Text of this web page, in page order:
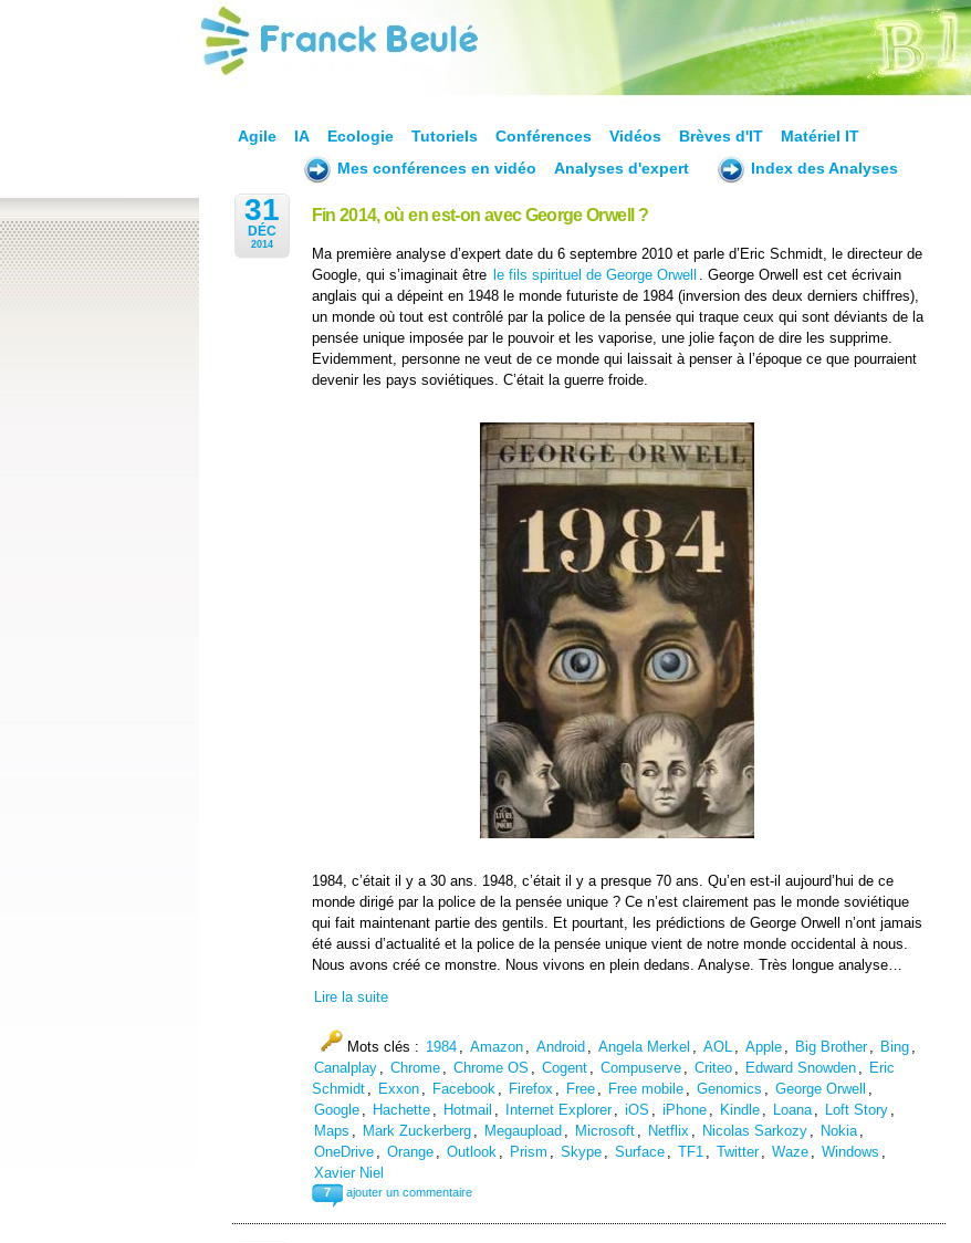
Agile IA Ecologie Tutoriels Conférences Vidéos Brèves d'IT
Matériel IT
Mes conférences en vidéo
Analyses d'expert Index des Analyses
31
DÉC
2014
Fin 2014, où en est-on avec George Orwell ?
Ma première analyse d’expert date du 6 septembre 2010 et parle d’Eric Schmidt, le directeur de
Google, qui s’imaginait être
le fils spirituel de George Orwell . George Orwell est cet écrivain
anglais qui a dépeint en 1948 le monde futuriste de 1984 (inversion des deux derniers chiffres),
un monde où tout est contrôlé par la police de la pensée qui traque ceux qui sont déviants de la
pensée unique imposée par le pouvoir et les vaporise, une jolie façon de dire les supprime.
Evidemment, personne ne veut de ce monde qui laissait à penser à l’époque ce que pourraient
devenir les pays soviétiques. C’était la guerre froide.
1984, c’était il y a 30 ans. 1948, c’était il y a presque 70 ans. Qu’en est-il aujourd’hui de ce
monde dirigé par la police de la pensée unique ? Ce n’est clairement pas le monde soviétique
qui fait maintenant partie des gentils. Et pourtant, les prédictions de George Orwell n’ont jamais
été aussi d’actualité et la police de la pensée unique vient de notre monde occidental à nous.
Nous avons créé ce monstre. Nous vivons en plein dedans. Analyse. Très longue analyse…
Lire la suite
Mots clés : 1984 , Amazon , Android , Angela Merkel , AOL , Apple , Big Brother , Bing ,
Canalplay , Chrome , Chrome OS , Cogent , Compuserve , Criteo , Edward Snowden , Eric
Schmidt , Exxon , Facebook , Firefox , Free , Free mobile , Genomics , George Orwell ,
Google , Hachette , Hotmail , Internet Explorer , iOS , iPhone , Kindle , Loana , Loft Story ,
Maps , Mark Zuckerberg , Megaupload , Microsoft , Netflix , Nicolas Sarkozy , Nokia ,
OneDrive , Orange , Outlook , Prism , Skype , Surface , TF1 , Twitter , Waze , Windows ,
Xavier Niel
7 ajouter un commentaire